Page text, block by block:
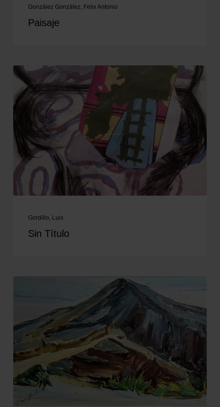
González González, Felix Antonio
Paisaje
Gordillo, Luis
Sin Título